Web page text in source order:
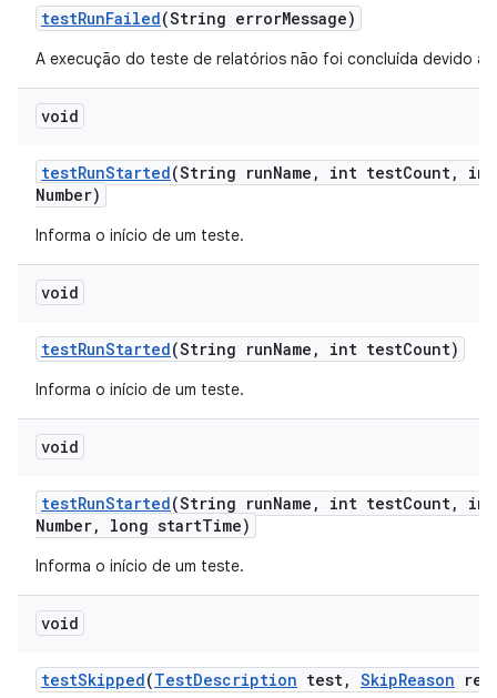
testRunFailed(String errorMessage)
A execução do teste de relatórios não foi concluída devido a
void
testRunStarted(String runName , int testCount,
int
Number)
Informa o início de um teste.
void
testRunStarted(String runName , int testCount)
Informa o início de um teste.
void
testRunStarted(String runName , int testCount,
int
Number, long startTime)
Informa o início de um teste.
void
testSkipped(TestDescription test, SkipReason